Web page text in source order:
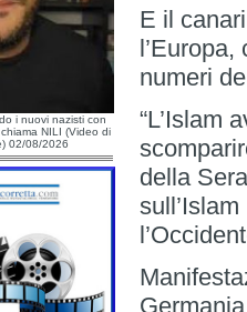
i nuovi nazisti con
NILI (Video di
02/08/2026
E il
numeri
“L’Islam
della